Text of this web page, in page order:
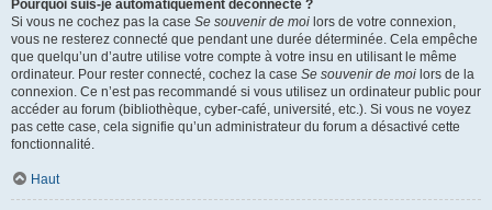
Pourquoi suis-je automatiquement déconnecté ?
Si vous ne cochez pas la case Se souvenir de moi lors de votre connexion,
vous ne resterez connecté que pendant une durée déterminée. Cela empêche
que quelqu’un d’autre utilise votre compte à votre insu en utilisant le même
ordinateur. Pour rester connecté, cochez la case Se souvenir de moi lors de la
connexion. Ce n’est pas recommandé si vous utilisez un ordinateur public pour
accéder au forum (bibliothèque, cyber-café, université, etc.). Si vous ne voyez
pas cette case, cela signifie qu’un administrateur du forum a désactivé cette
fonctionnalité.
Haut